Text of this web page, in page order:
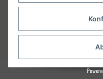
* Alle Preise inkl.